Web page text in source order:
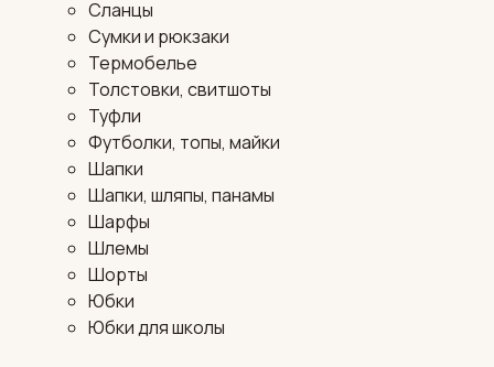
Сланцы
Сумки и рюкзаки
Термобелье
Толстовки, свитшоты
Туфли
Футболки, топы, майки
Шапки
Шапки, шляпы, панамы
Шарфы
Шлемы
Шорты
Юбки
Юбки для школы